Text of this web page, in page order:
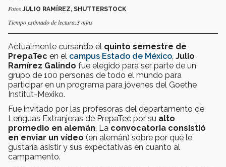
FotosJULIO RAMÍREZ, SHUTTERSTOCK
Tiempo estimado de lectura:3 mins
Actualmente cursando el quinto semestre de
PrepaTec en el campus Estado de México Julio
Ramírez Galindo fue elegido para ser parte de un
grupo de 100 personas de todo el mundo para
participar en un programa para jóvenes del Goethe
Institut-Mexiko.
Fue invitado por las profesoras del departamento de
Lenguas Extranjeras de PrepaTec por su alto
promedio en alemán. La convocatoria consistió
en enviar un vídeo (en alemán) sobre por qué le
gustaría asistir y sus expectativas en cuanto al
campamento.